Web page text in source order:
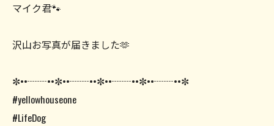
マイク君🐾
沢山お写真が届きました🫶
✼••┈┈••✼••┈┈••✼••┈┈••✼••┈┈••✼
#yellowhouseone
#LifeDog